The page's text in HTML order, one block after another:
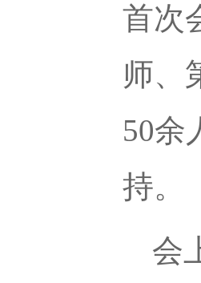
首次
师、
50余
持。
会